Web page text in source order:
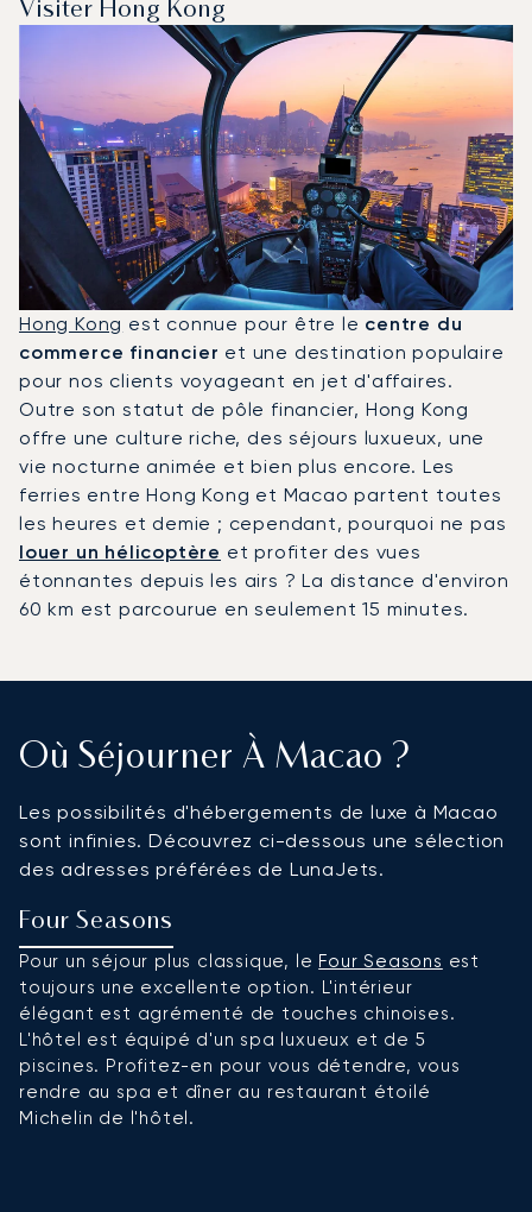
Visiter Hong Kong
Hong Kong est connue pour être le centre du
commerce financier et une destination populaire
pour nos clients voyageant en jet d'affaires.
Outre son statut de pôle financier, Hong Kong
offre une culture riche, des séjours luxueux, une
vie nocturne animée et bien plus encore. Les
ferries entre Hong Kong et Macao partent toutes
les heures et demie ; cependant, pourquoi ne pas
louer un hélicoptère et profiter des vues
étonnantes depuis les airs ? La distance d'environ
60 km est parcourue en seulement 15 minutes.
Où Séjourner À Macao ?
Les possibilités d'hébergements de luxe à Macao
sont infinies. Découvrez ci-dessous une sélection
des adresses préférées de LunaJets.
Four Seasons
Pour un séjour plus classique, le Four Seasons est
toujours une excellente option. L'intérieur
élégant est agrémenté de touches chinoises.
L'hôtel est équipé d'un spa luxueux et de 5
piscines. Profitez-en pour vous détendre, vous
rendre au spa et dîner au restaurant étoilé
Michelin de l'hôtel.